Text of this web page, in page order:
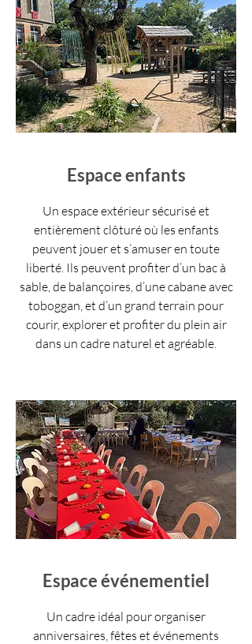
Espace enfants
Un espace extérieur sécurisé et
entièrement clôturé où les enfants
peuvent jouer et s’amuser en toute
liberté. Ils peuvent profiter d’un bac à
sable, de balançoires, d’une cabane avec
toboggan, et d’un grand terrain pour
courir, explorer et profiter du plein air
dans un cadre naturel et agréable.
Espace événementiel
Un cadre idéal pour organiser
anniversaires, fêtes et événements